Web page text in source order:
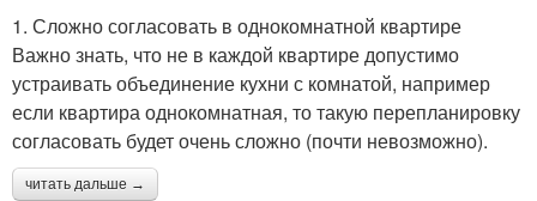
1. Сложно согласовать в однокомнатной квартире
Важно знать, что не в каждой квартире допустимо
устраивать объединение кухни с комнатой, например
если квартира однокомнатная, то такую перепланировку
согласовать будет очень сложно (почти невозможно).
читать дальше →